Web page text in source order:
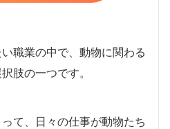
職業の中で、動物に関わる
肢の一つです。
て、日々の仕事が動物たち